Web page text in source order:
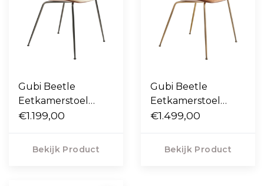
Gubi Beetle
Eetkamerstoel
walnoot / Flair 134,
€1.199,00
Bekijk Product
Gubi Beetle
Eetkamerstoel
walnoot / Belsuede
messing
€1.499,00
Bekijk Product